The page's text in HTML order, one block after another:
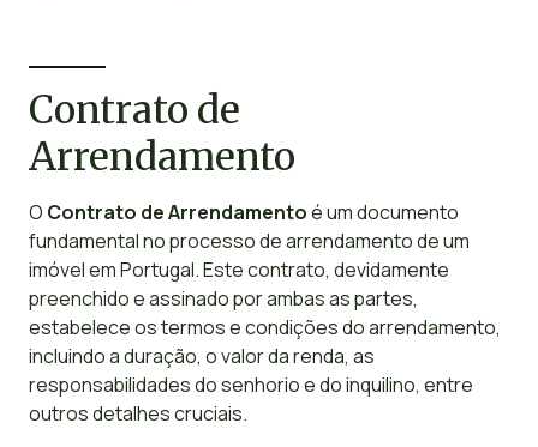
Contrato de
Arrendamento
O Contrato de Arrendamentoé um documento
fundamental no processo de arrendamento de um
imóvel em Portugal. Este contrato, devidamente
preenchido e assinado por ambas as partes,
estabelece os termos e condições do arrendamento,
incluindo a duração, o valor da renda, as
responsabilidades do senhorio e do inquilino, entre
outros detalhes cruciais.